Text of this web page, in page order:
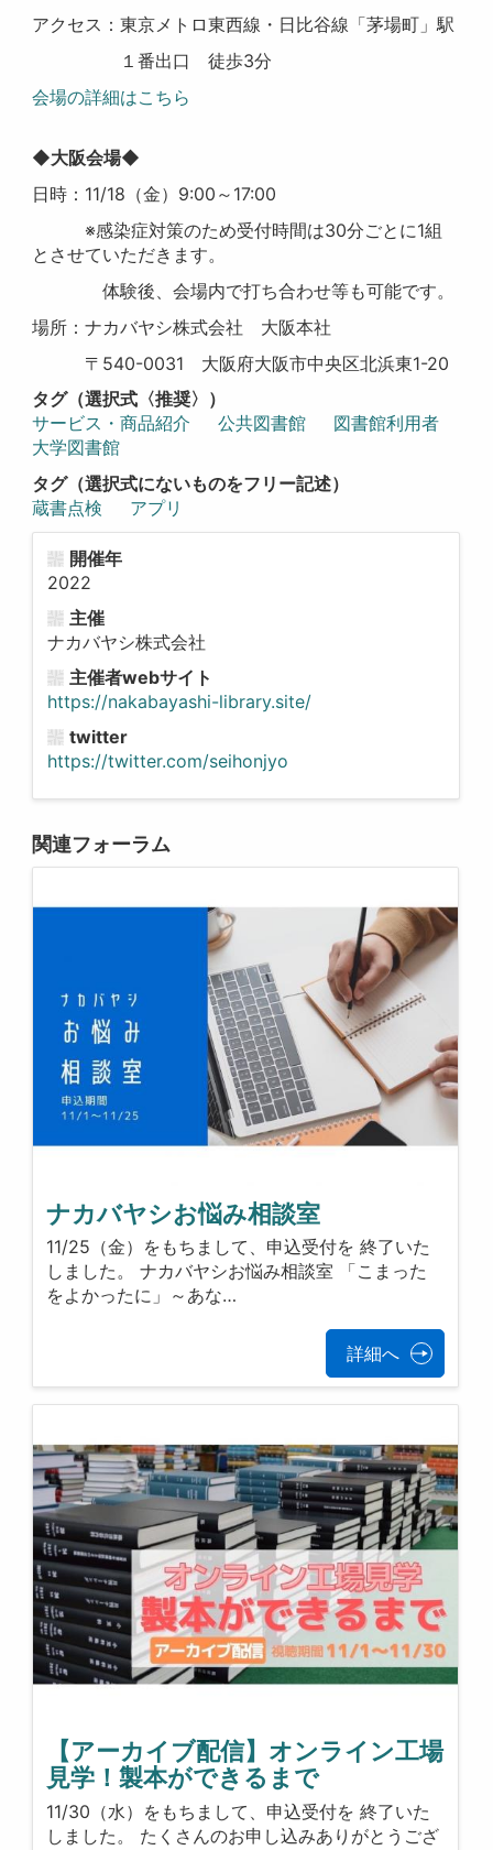
アクセス：東京メトロ東西線・日比谷線「茅場町」駅
１番出口 徒歩3分
会場の詳細はこちら
◆大阪会場◆
日時：11/18（金）9:00～17:00
※感染症対策のため受付時間は30分ごとに1組
とさせていただきます。
体験後、会場内で打ち合わせ等も可能です。
場所：ナカバヤシ株式会社 大阪本社
〒540-0031 大阪府大阪市中央区北浜東1-20
タグ（選択式〈推奨〉）
サービス・商品紹介
公共図書館
図書館利用者
大学図書館
タグ（選択式にないものをフリー記述）
蔵書点検
アプリ
開催年
2022
主催
ナカバヤシ株式会社
主催者webサイト
https://nakabayashi-library.site/
twitter
https://twitter.com/seihonjyo
関連フォーラム
ナカバヤシお悩み相談室
11/25（金）をもちまして、申込受付を 終了いた
しました。 ナカバヤシお悩み相談室 「こまった
をよかったに」～あな…
詳細へ
【アーカイブ配信】オンライン工場
見学！製本ができるまで
11/30（水）をもちまして、申込受付を 終了いた
しました。 たくさんのお申し込みありがとうござ